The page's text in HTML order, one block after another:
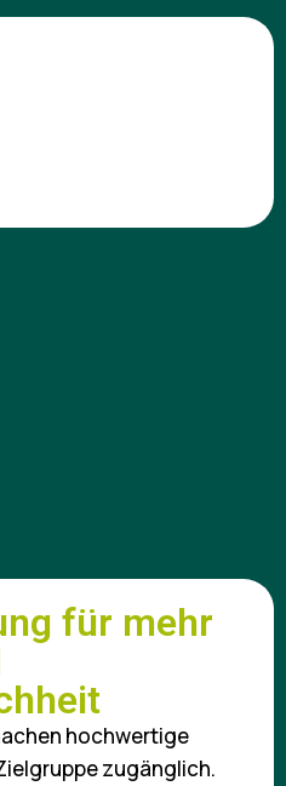
für mehr
hochwertige
zugänglich.